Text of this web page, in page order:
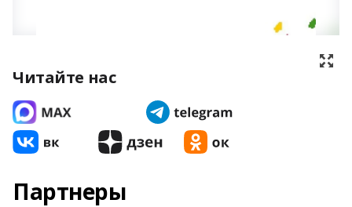
Читайте нас
Партнеры